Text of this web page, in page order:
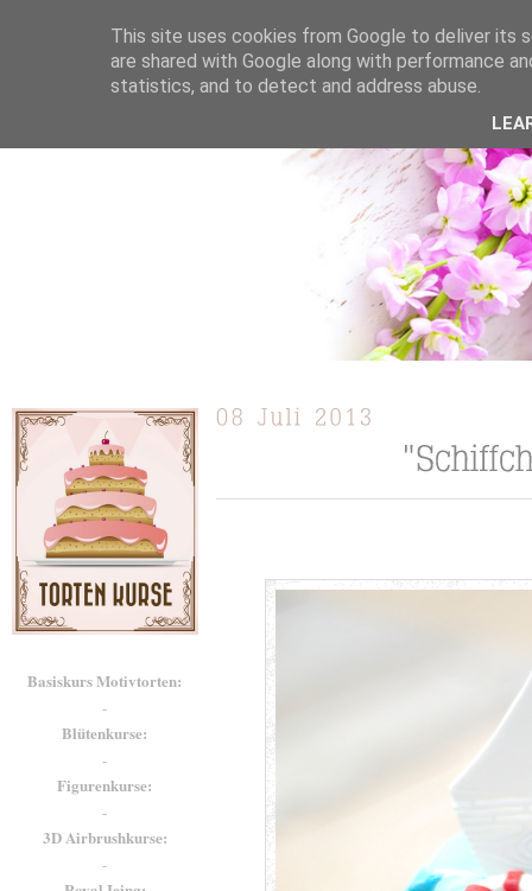
ÜBER MICH KOOPERATION TORTEN / KUCHEN /
Basiskurs Motivtorten:
-
Blütenkurse:
-
Figurenkurse:
-
3D Airbrushkurse:
-
This site uses cookies from Google to deliver its
are shared with Google along with performance
statistics, and to detect and address abuse.